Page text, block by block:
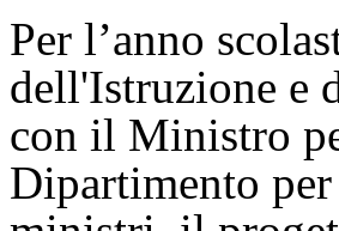
Per l’anno
dell'Istruzione e
con il Ministro
Dipartimento